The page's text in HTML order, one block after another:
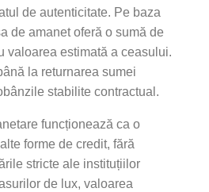
de autenticitate. Pe baza
de amanet oferă o sumă de
valoarea estimată a ceasului.
la returnarea sumei
stabilite contractual.
funcționează ca o
forme de credit, fără
stricte ale instituțiilor
de lux, valoarea